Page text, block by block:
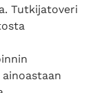
Tutkijatoveri